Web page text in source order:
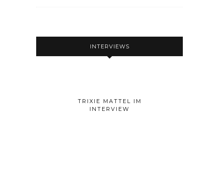
INTERVIEWS
TRIXIE MATTEL IM
INTERVIEW